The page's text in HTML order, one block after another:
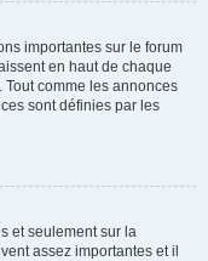
importantes sur le forum
en haut de chaque
comme les annonces
sont définies par les
et seulement sur la
assez importantes et il